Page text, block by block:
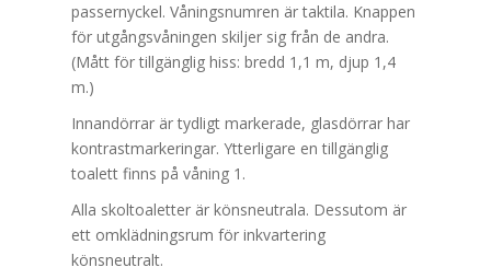
passernyckel. Våningsnumren är taktila. Knappen
för utgångsvåningen skiljer sig från de andra.
(Mått för tillgänglig hiss: bredd 1,1 m, djup 1,4
m.)
Innandörrar är tydligt markerade, glasdörrar har
kontrastmarkeringar. Ytterligare en tillgänglig
toalett finns på våning 1.
Alla skoltoaletter är könsneutrala. Dessutom är
ett omklädningsrum för inkvartering
könsneutralt.